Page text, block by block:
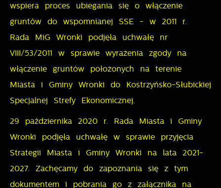
wspiera proces ubiegania się o włączenie
gruntów do wspomnianej SSE - w 2011 r.
Rada MiG Wronki podjęła uchwałę nr
VIII/53/2011 w sprawie wyrażenia zgody na
włączenie gruntów położonych na terenie
Miasta i Gminy Wronki do Kostrzyńsko-Słubickiej
Specjalnej Strefy Ekonomicznej.
29 października 2020 r. Rada Miasta i Gminy
Wronki podjęła uchwałę w sprawie przyjęcia
Strategii Miasta i Gminy Wronki na lata 2021-
2027. Zachęcamy do zapoznania się z tym
dokumentem i pobrania go z załącznika na
informacje są przetwarzane w formie
zanonimizowanej. Wyrażenie zgody na analityczne
pliki cookies gwarantuje dostępność wszystkich
funkcjonalności.
naszych komunikatów na podstawie analizy Twoich
upodobań oraz Twoich zwyczajów dotyczących
przeglądanej witryny internetowej. Treści promocyjne
mogą pojawić się na stronach podmiotów trzecich
lub firm będących naszymi partnerami oraz innych
pośredników prezentujących nasze treści w postaci
wiadomości, ofert, komunikatów mediów
społecznościowych.
Więcej